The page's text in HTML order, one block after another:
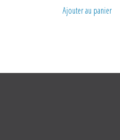
Ajouter au panier